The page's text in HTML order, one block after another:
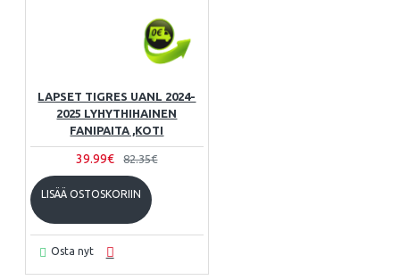
LAPSET TIGRES UANL 2024-
2025 LYHYTHIHAINEN
FANIPAITA ,KOTI
39.99€ 82.35€
LISÄÄ OSTOSKORIIN
Osta nyt